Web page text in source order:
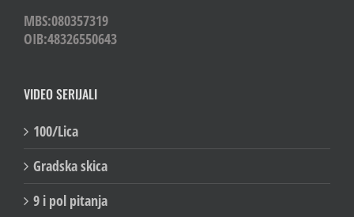
MBS:080357319
OIB:48326550643
VIDEO SERIJALI
100/Lica
Gradska skica
9 i pol pitanja